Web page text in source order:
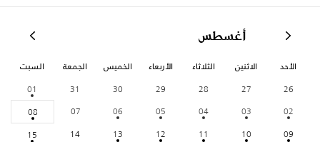
أغسطس
الأحد الاثنين الثلاثاء الأربعاء الخميس الجمعة السبت
26
27
28
29
30
31
01
02
03
04
05
06
07
08
09
10
11
12
13
14
15